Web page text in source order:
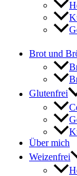
Brot und
Glutenfrei
Über mich
Weizenfrei